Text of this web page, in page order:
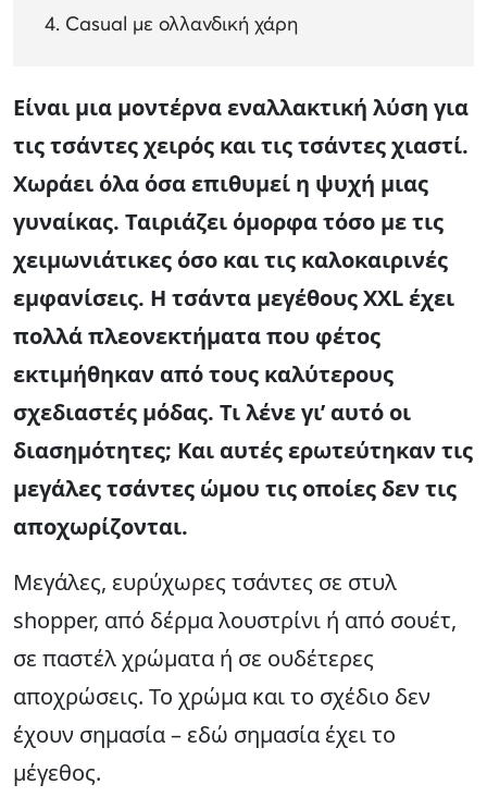
Casual με ολλανδική χάρη
Είναι μια μοντέρνα εναλλακτική λύση για
τις τσάντες χειρός και τις τσάντες χιαστί.
Χωράει όλα όσα επιθυμεί η ψυχή μιας
γυναίκας. Ταιριάζει όμορφα τόσο με τις
χειμωνιάτικες όσο και τις καλοκαιρινές
εμφανίσεις. Η τσάντα μεγέθους XXL έχει
πολλά πλεονεκτήματα που φέτος
εκτιμήθηκαν από τους καλύτερους
σχεδιαστές μόδας. Τι λένε γι’ αυτό οι
διασημότητες; Και αυτές ερωτεύτηκαν τις
μεγάλες τσάντες ώμου τις οποίες δεν τις
αποχωρίζονται.
Μεγάλες, ευρύχωρες τσάντες σε στυλ
shopper, από δέρμα λουστρίνι ή από σουέτ,
σε παστέλ χρώματα ή σε ουδέτερες
αποχρώσεις. Το χρώμα και το σχέδιο δεν
έχουν σημασία – εδώ σημασία έχει το
μέγεθος.